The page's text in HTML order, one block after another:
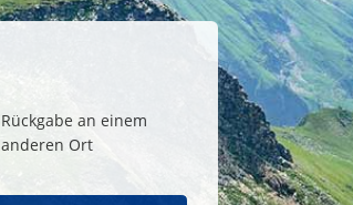
Rückgabe an einem
anderen Ort